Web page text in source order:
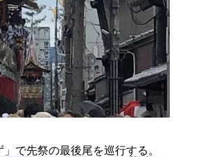
で先祭の最後尾を巡行する。